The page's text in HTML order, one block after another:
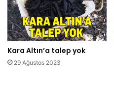
Kara Altın’a talep yok
29 Ağustos 2023